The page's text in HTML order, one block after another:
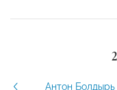
Антон